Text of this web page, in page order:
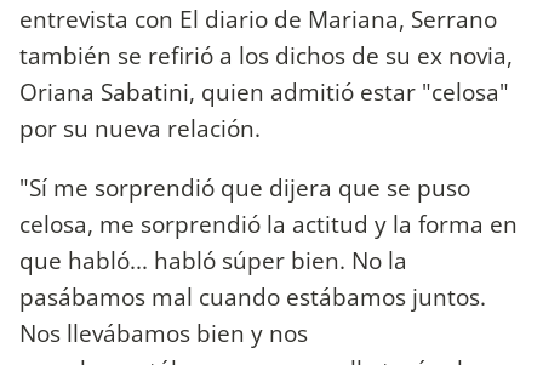
entrevista con El diario de Mariana, Serrano
también se refirió a los dichos de su ex novia,
Oriana Sabatini, quien admitió estar "celosa"
por su nueva relación.
"Sí me sorprendió que dijera que se puso
celosa, me sorprendió la actitud y la forma en
que habló... habló súper bien. No la
pasábamos mal cuando estábamos juntos.
Nos llevábamos bien y nos